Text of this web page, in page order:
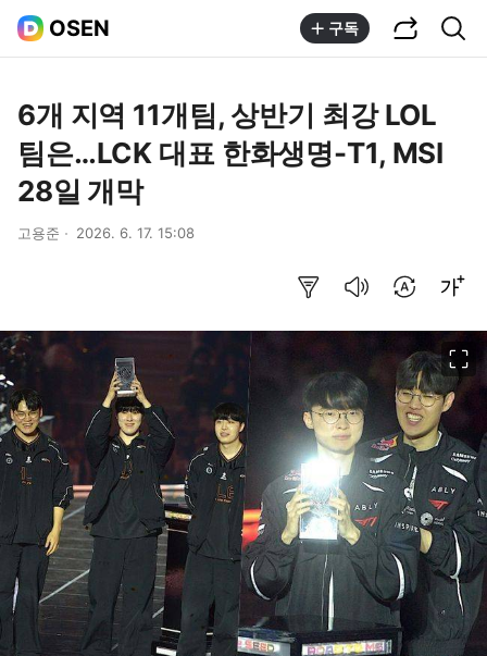
OSEN 구독
6개 지역 11개팀, 상반기 최강 LOL
팀은…LCK 대표 한화생명-T1, MSI
28일 개막
고용준 2026. 6. 17. 15:08